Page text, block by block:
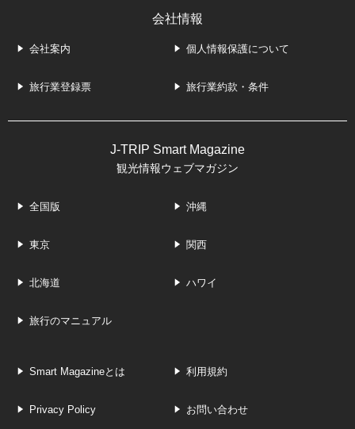
会社情報
会社案内 個人情報保護について
旅行業登録票 旅行業約款・条件
J-TRIP Smart Magazine
観光情報ウェブマガジン
全国版 沖縄
東京 関西
北海道 ハワイ
旅行のマニュアル
Smart Magazineとは 利用規約
Privacy Policy お問い合わせ